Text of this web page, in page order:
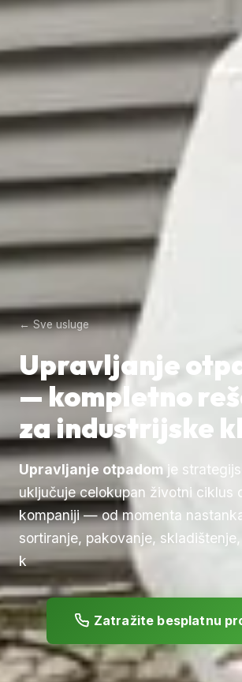
← Sve usluge
Upravljanje
— kompletno
za industrijske
Upravljanje otpadom je
uključuje celokupan životni ciklus
kompaniji — od momenta
sortiranje, pakovanje,
k
Zatražite besplatnu